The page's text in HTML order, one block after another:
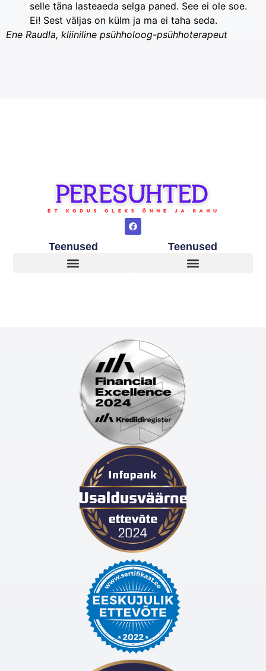
selle täna lasteaeda selga paned. See ei ole soe.
Ei! Sest väljas on külm ja ma ei taha seda.
Ene Raudla, kliiniline psühholoog-psühhoterapeut
Teenused
Teenused